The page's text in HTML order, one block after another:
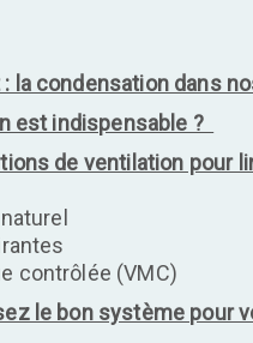
la condensation dans
est indispensable ?
de ventilation pour
contrôlée (VMC)
le bon système pour